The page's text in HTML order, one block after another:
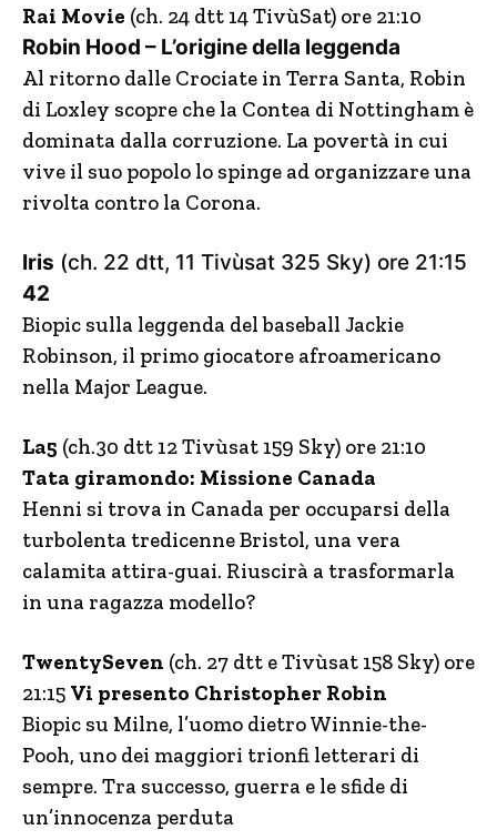
Rai Movie (ch. 24 dtt 14 TivùSat) ore 21:10
Robin Hood – L’origine della leggenda
Al ritorno dalle Crociate in Terra Santa, Robin
di Loxley scopre che la Contea di Nottingham è
dominata dalla corruzione. La povertà in cui
vive il suo popolo lo spinge ad organizzare una
rivolta contro la Corona.
Iris (ch. 22 dtt, 11 Tivùsat 325 Sky) ore 21:15
42
Biopic sulla leggenda del baseball Jackie
Robinson, il primo giocatore afroamericano
nella Major League.
La5 (ch.30 dtt 12 Tivùsat 159 Sky) ore 21:10
Tata giramondo: Missione Canada
Henni si trova in Canada per occuparsi della
turbolenta tredicenne Bristol, una vera
calamita attira-guai. Riuscirà a trasformarla
in una ragazza modello?
TwentySeven (ch. 27 dtt e Tivùsat 158 Sky) ore
21:15 Vi presento Christopher Robin
Biopic su Milne, l’uomo dietro Winnie-the-
Pooh, uno dei maggiori trionfi letterari di
sempre. Tra successo, guerra e le sfide di
un’innocenza perduta